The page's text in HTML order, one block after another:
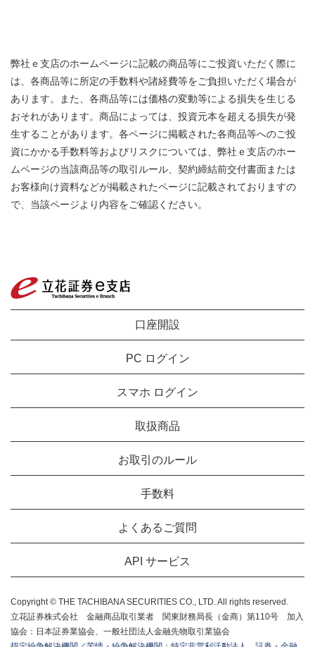
弊社ｅ支店のホームページに記載の商品等にご投資いただく際に
は、各商品等に所定の手数料や諸経費等をご負担いただく場合が
あります。また、各商品等には価格の変動等による損失を生じる
おそれがあります。商品によっては、投資元本を超える損失が発
生することがあります。各ページに掲載された各商品等へのご投
資にかかる手数料等およびリスクについては、弊社ｅ支店のホー
ムページの当該商品等の取引ルール、契約締結前交付書面または
お客様向け資料などが掲載されたページに記載されておりますの
で、当該ページより内容をご確認ください。
口座開設
PC ログイン
スマホ ログイン
取扱商品
お取引のルール
手数料
よくあるご質問
API サービス
Copyright © THE TACHIBANA SECURITIES CO., LTD. All rights reserved.
立花証券株式会社 金融商品取引業者 関東財務局長（金商）第110号 加入
協会：日本証券業協会、一般社団法人金融先物取引業協会